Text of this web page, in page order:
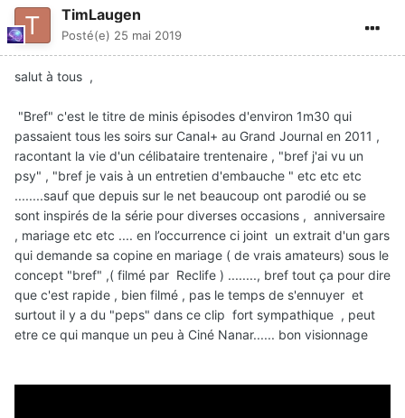
TimLaugen
Posté(e) 25 mai 2019
salut à tous ,
"Bref" c'est le titre de minis épisodes d'environ 1m30 qui
passaient tous les soirs sur Canal+ au Grand Journal en 2011 ,
racontant la vie d'un célibataire trentenaire , "bref j'ai vu un
psy" , "bref je vais à un entretien d'embauche " etc etc etc
........sauf que depuis sur le net beaucoup ont parodié ou se
sont inspirés de la série pour diverses occasions , anniversaire
, mariage etc etc .... en l’occurrence ci joint un extrait d'un gars
qui demande sa copine en mariage ( de vrais amateurs) sous le
concept "bref" ,( filmé par Reclife ) ........, bref tout ça pour dire
que c'est rapide , bien filmé , pas le temps de s'ennuyer et
surtout il y a du "peps" dans ce clip fort sympathique , peut
etre ce qui manque un peu à Ciné Nanar...... bon visionnage